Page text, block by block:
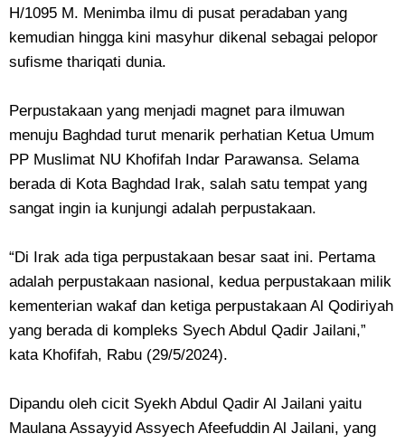
H/1095 M. Menimba ilmu di pusat peradaban yang
kemudian hingga kini masyhur dikenal sebagai pelopor
sufisme thariqati dunia.
Perpustakaan yang menjadi magnet para ilmuwan
menuju Baghdad turut menarik perhatian Ketua Umum
PP Muslimat NU Khofifah Indar Parawansa. Selama
berada di Kota Baghdad Irak, salah satu tempat yang
sangat ingin ia kunjungi adalah perpustakaan.
“Di Irak ada tiga perpustakaan besar saat ini. Pertama
adalah perpustakaan nasional, kedua perpustakaan milik
kementerian wakaf dan ketiga perpustakaan Al Qodiriyah
yang berada di kompleks Syech Abdul Qadir Jailani,”
kata Khofifah, Rabu (29/5/2024).
Dipandu oleh cicit Syekh Abdul Qadir Al Jailani yaitu
Maulana Assayyid Assyech Afeefuddin Al Jailani, yang